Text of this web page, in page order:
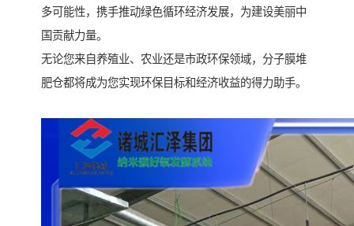
多可能性，携手推动绿色循环经济发展，为建设美丽中
国贡献力量。
无论您来自养殖业、农业还是市政环保领域，分子膜堆
肥仓都将成为您实现环保目标和经济收益的得力助手。